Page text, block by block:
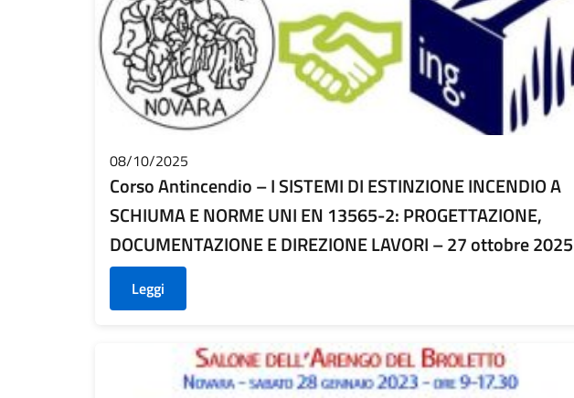
08/10/2025
Corso Antincendio – I SISTEMI DI ESTINZIONE INCENDIO A
SCHIUMA E NORME UNI EN 13565-2: PROGETTAZIONE,
DOCUMENTAZIONE E DIREZIONE LAVORI – 27 ottobre 2025
Leggi